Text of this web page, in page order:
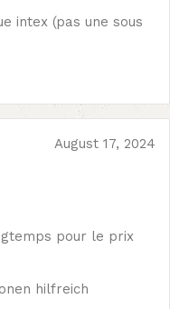
intex (pas une sous
August 17, 2024
pour le prix
hilfreich